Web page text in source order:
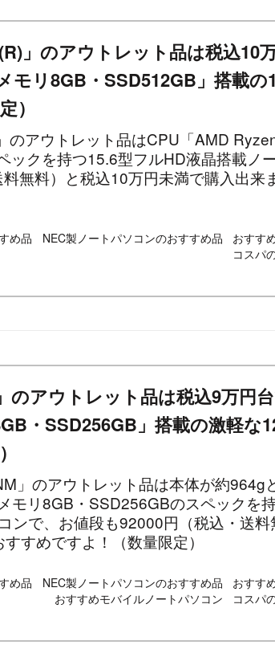
」のアウトレット品は税込10
モリ8GB・SSD512GB」搭載
）
のアウトレット品はCPU「AMD
ックを持つ15.6型フルHD液晶搭載ノ
無料）と税込10万円未満で購入出来
め品
NEC製ノートパソコンのおすすめ品
おすす
コスパ
のアウトレット品は税込9万円
・SSD256GB」搭載の激軽な
」のアウトレット品は本体が約964g
モリ8GB・SSD256GBのスペックを
ンで、お値段も92000円（税込・送
すめですよ！（数量限定）
め品
NEC製ノートパソコンのおすすめ品
おすす
おすすめモバイルノートパソコン
コスパ